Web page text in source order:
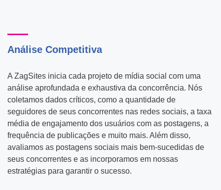
Análise Competitiva
A ZagSites inicia cada projeto de mídia social com uma
análise aprofundada e exhaustiva da concorrência. Nós
coletamos dados críticos, como a quantidade de
seguidores de seus concorrentes nas redes sociais, a taxa
média de engajamento dos usuários com as postagens, a
frequência de publicações e muito mais. Além disso,
avaliamos as postagens sociais mais bem-sucedidas de
seus concorrentes e as incorporamos em nossas
estratégias para garantir o sucesso.